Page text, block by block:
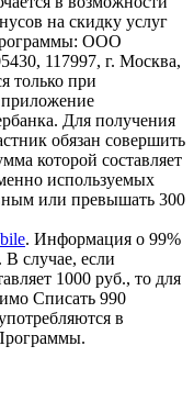
на скидку услуг
ООО
117997, г. Москва,
только при
приложение
Для получения
обязан совершить
которой составляет
используемых
или превышать 300
. Информация о 99%
В случае, если
1000 руб., то для
Списать 990
в